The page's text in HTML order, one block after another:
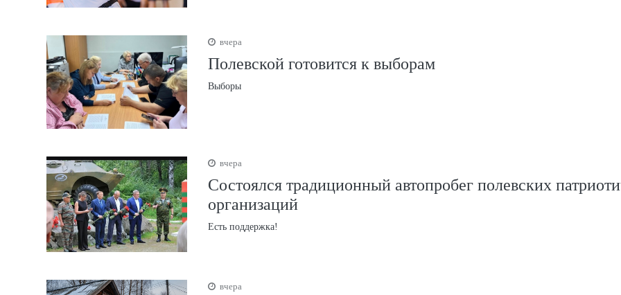
вчера
Полевской готовится к выборам
Выборы
вчера
Состоялся традиционный автопробег полевских
организаций
Есть поддержка!
вчера